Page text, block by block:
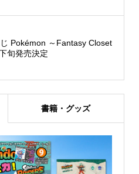
じ Pokémon ～Fantasy Closet
旬発売決定
書籍・グッズ